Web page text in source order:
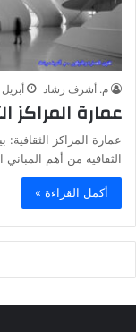
م. أشرف رشاد أبريل 18, 2026
عمارة المراكز
عمارة المراكز الثقافية:
الثقافية من أهم
أكمل القراءة »